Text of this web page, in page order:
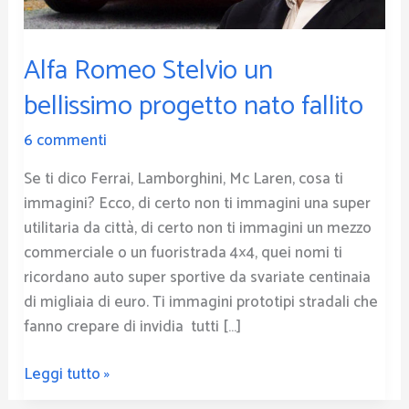
Alfa Romeo Stelvio un
bellissimo progetto nato fallito
6 commenti
Se ti dico Ferrai, Lamborghini, Mc Laren, cosa ti
immagini? Ecco, di certo non ti immagini una super
utilitaria da città, di certo non ti immagini un mezzo
commerciale o un fuoristrada 4×4, quei nomi ti
ricordano auto super sportive da svariate centinaia
di migliaia di euro. Ti immagini prototipi stradali che
fanno crepare di invidia tutti […]
fallito
Leggi tutto »